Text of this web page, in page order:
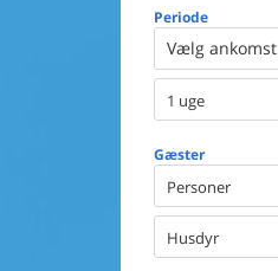
Periode
Vælg ankomst
1 uge
Gæster
Personer
Husdyr